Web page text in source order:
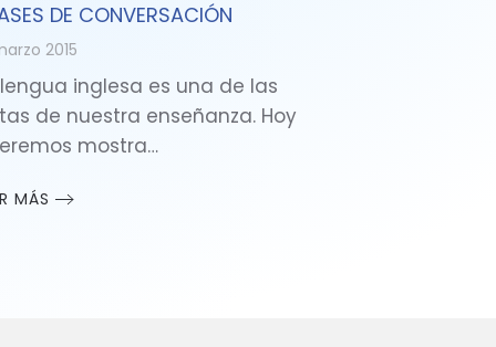
DE CONVERSACIÓN
2015
inglesa es una de las
de nuestra enseñanza. Hoy
mostra…
MÁS